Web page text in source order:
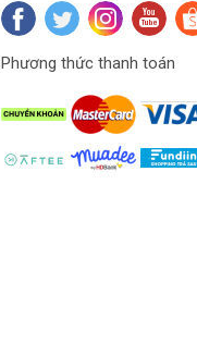
Phương thức thanh toán